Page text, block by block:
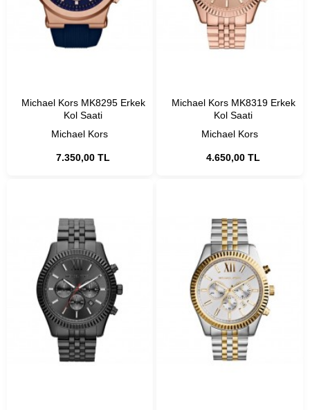
Michael Kors
Michael Kors MK8295 Erkek
Kol Saati
7.350,00 TL
Michael Kors
Michael Kors MK8319 Erkek
Kol Saati
4.650,00 TL